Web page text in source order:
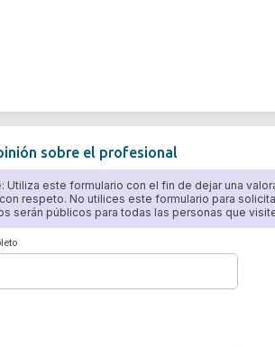
sobre el profesional
Utiliza este formulario con el fin de dejar una
respeto. No utilices este formulario para
serán públicos para todas las personas que